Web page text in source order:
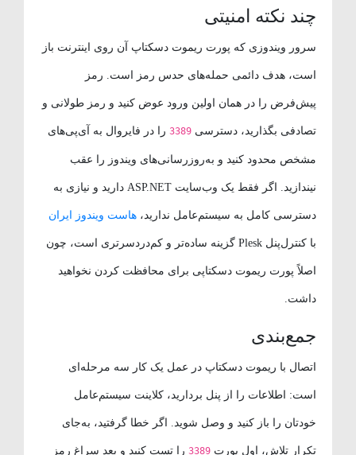
چند نکته امنیتی
سرور ویندوزی که پورت ریموت دسکتاپ آن روی اینترنت باز
است، هدف دائمی حمله‌های حدس رمز است. رمز
پیش‌فرض را در همان اولین ورود عوض کنید و رمز طولانی و
تصادفی بگذارید، دسترسی3389را در فایروال به آی‌پی‌های
مشخص محدود کنید و به‌روزرسانی‌های ویندوز را عقب
نیندازید. اگر فقط یک وب‌سایت ASP.NET دارید و نیازی به
دسترسی کامل به سیستم‌عامل ندارید،هاست ویندوز ایران
با کنترل‌پنل Plesk گزینه ساده‌تر و کم‌دردسرتری است، چون
اصلاً پورت ریموت دسکتاپی برای محافظت کردن نخواهید
داشت.
جمع‌بندی
اتصال با ریموت دسکتاپ در عمل یک کار سه مرحله‌ای
است: اطلاعات را از پنل بردارید، کلاینت سیستم‌عامل
خودتان را باز کنید و وصل شوید. اگر خطا گرفتید، به‌جای
تکرار تلاش، اول پورت 3389را تست کنید و بعد سراغ رمز